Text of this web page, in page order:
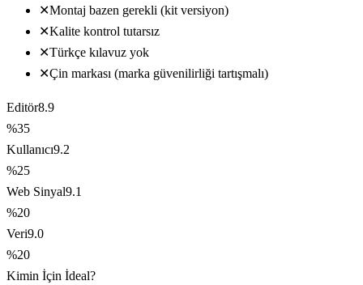
✕Montaj bazen gerekli (kit versiyon)
✕Kalite kontrol tutarsız
✕Türkçe kılavuz yok
✕Çin markası (marka güvenilirliği tartışmalı)
Editör8.9
%35
Kullanıcı9.2
%25
Web Sinyal9.1
%20
Veri9.0
%20
Kimin İçin İdeal?